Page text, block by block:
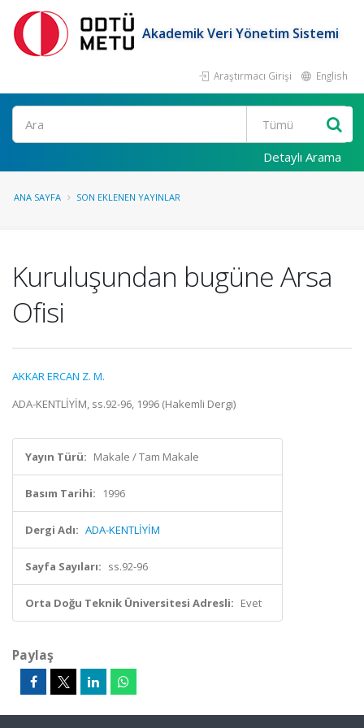
Akademik Veri Yönetim Sistemi
Araştırmacı Girişi English
Ara
Detaylı Arama
ANA SAYFA SON EKLENEN YAYINLAR
Kuruluşundan bugüne Arsa
Ofisi
AKKAR ERCAN Z. M.
ADA-KENTLİYİM, ss.92-96, 1996 (Hakemli Dergi)
Yayın Türü: Makale / Tam Makale
Basım Tarihi: 1996
Dergi Adı: ADA-KENTLİYİM
Sayfa Sayıları: ss.92-96
Orta Doğu Teknik Üniversitesi Adresli: Evet
Paylaş